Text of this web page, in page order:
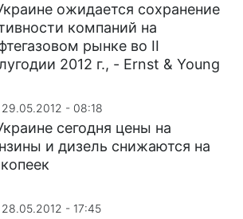
ожидается сохранение
компаний на
рынке во ІІ
2012 г., - Ernst & Young
29.05.2012 - 08:18
сегодня цены на
и дизель снижаются на
28.05.2012 - 17:45